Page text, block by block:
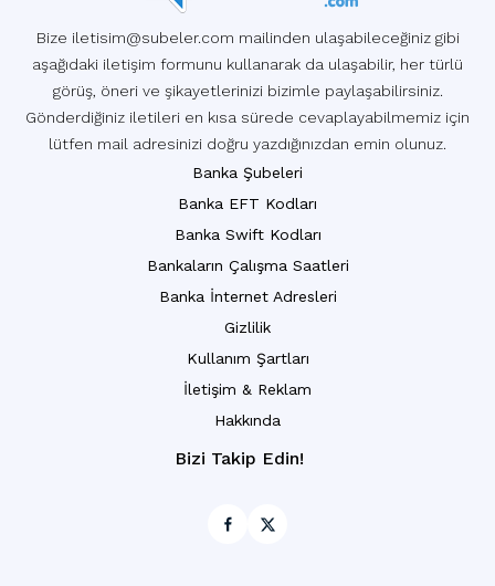
Bize iletisim@subeler.com mailinden ulaşabileceğiniz gibi
aşağıdaki iletişim formunu kullanarak da ulaşabilir, her türlü
görüş, öneri ve şikayetlerinizi bizimle paylaşabilirsiniz.
Gönderdiğiniz iletileri en kısa sürede cevaplayabilmemiz için
lütfen mail adresinizi doğru yazdığınızdan emin olunuz.
Banka Şubeleri
Banka EFT Kodları
Banka Swift Kodları
Bankaların Çalışma Saatleri
Banka İnternet Adresleri
Gizlilik
Kullanım Şartları
İletişim & Reklam
Hakkında
Bizi Takip Edin!